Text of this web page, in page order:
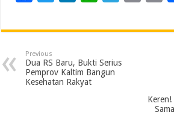
c
b
o
i
t
e
n
e
d
a
s
A
l
g
a
i
Previous
Dua RS Baru, Bukti Serius
Pemprov Kaltim Bangun
Kesehatan Rakyat
Keren!